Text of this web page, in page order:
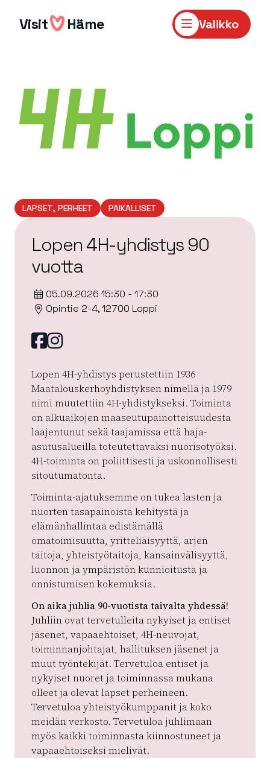
sisältöön
Visit Häme Valikko
LAPSET, PERHEET PAIKALLISET
Lopen 4H-yhdistys 90
vuotta
05.09.2026 15:30 - 17:30
Opintie 2-4, 12700 Loppi
Facebook
instagram
Lopen 4H-yhdistys perustettiin 1936
Maatalouskerhoyhdistyksen nimellä ja 1979
nimi muutettiin 4H-yhdistykseksi. Toiminta
on alkuaikojen maaseutupainotteisuudesta
laajentunut sekä taajamissa että haja-
asutusalueilla toteutettavaksi nuorisotyöksi.
4H-toiminta on poliittisesti ja uskonnollisesti
sitoutumatonta.
Toiminta-ajatuksemme on tukea lasten ja
nuorten tasapainoista kehitystä ja
elämänhallintaa edistämällä
omatoimisuutta, yritteliäisyyttä, arjen
taitoja, yhteistyötaitoja, kansainvälisyyttä,
luonnon ja ympäristön kunnioitusta ja
onnistumisen kokemuksia.
On aika juhlia 90-vuotista taivalta yhdessä!
Juhliin ovat tervetulleita nykyiset ja entiset
jäsenet, vapaaehtoiset, 4H-neuvojat,
toiminnanjohtajat, hallituksen jäsenet ja
muut työntekijät. Tervetuloa entiset ja
nykyiset nuoret ja toiminnassa mukana
olleet ja olevat lapset perheineen.
Tervetuloa yhteistyökumppanit ja koko
meidän verkosto. Tervetuloa juhlimaan
myös kaikki toiminnasta kiinnostuneet ja
vapaaehtoiseksi mielivät.